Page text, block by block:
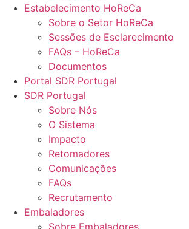
Estabelecimento HoReCa
Sobre o Setor HoReCa
Sessões de Esclarecimento
FAQs – HoReCa
Documentos
Portal SDR Portugal
SDR Portugal
Sobre Nós
O Sistema
Impacto
Retomadores
Comunicações
FAQs
Recrutamento
Embaladores
Sobre Embaladores